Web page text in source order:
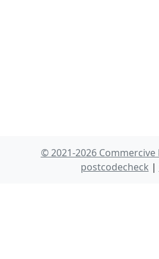
© 2021-2026 Commercive
postcodecheck |